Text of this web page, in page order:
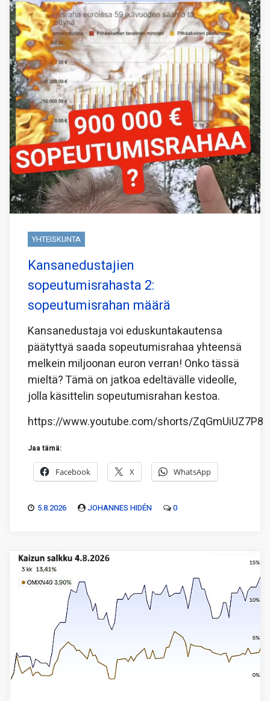
YHTEISKUNTA
Kansanedustajien
sopeutumisrahasta 2:
sopeutumisrahan määrä
Kansanedustaja voi eduskuntakautensa
päätyttyä saada sopeutumisrahaa yhteensä
melkein miljoonan euron verran! Onko tässä
mieltä? Tämä on jatkoa edeltävälle videolle,
jolla käsittelin sopeutumisrahan kestoa.
https://www.youtube.com/shorts/ZqGmUiUZ7P8
Jaa tämä:
Facebook X WhatsApp
5.8.2026 JOHANNES HIDÉN 0